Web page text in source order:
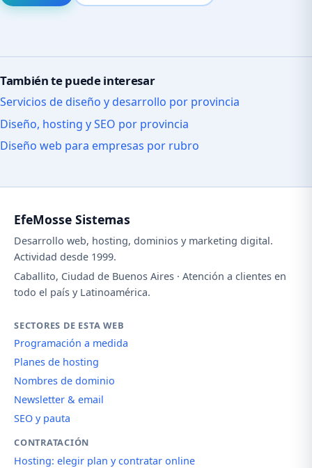
También te puede interesar
Servicios de diseño y desarrollo por provincia
Diseño, hosting y SEO por provincia
Diseño web para empresas por rubro
EfeMosse Sistemas
Desarrollo web, hosting, dominios y marketing digital.
Actividad desde 1999.
Caballito, Ciudad de Buenos Aires · Atención a clientes en
todo el país y Latinoamérica.
SECTORES DE ESTA WEB
Programación a medida
Planes de hosting
Nombres de dominio
Newsletter & email
SEO y pauta
CONTRATACIÓN
Hosting: elegir plan y contratar online